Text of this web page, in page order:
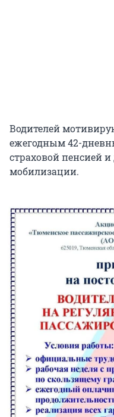
Водителей
ежегодным 42-
страховой пенсией
мобилизации.